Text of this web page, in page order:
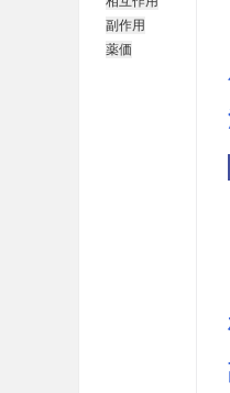
副作用
薬価